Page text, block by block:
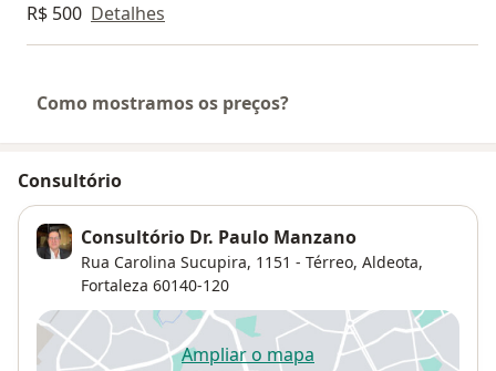
R$ 500 Detalhes
Como mostramos os preços?
Consultório
Consultório Dr. Paulo Manzano
Rua Carolina Sucupira, 1151 - Térreo, Aldeota,
Fortaleza 60140-120
Ampliar o mapa